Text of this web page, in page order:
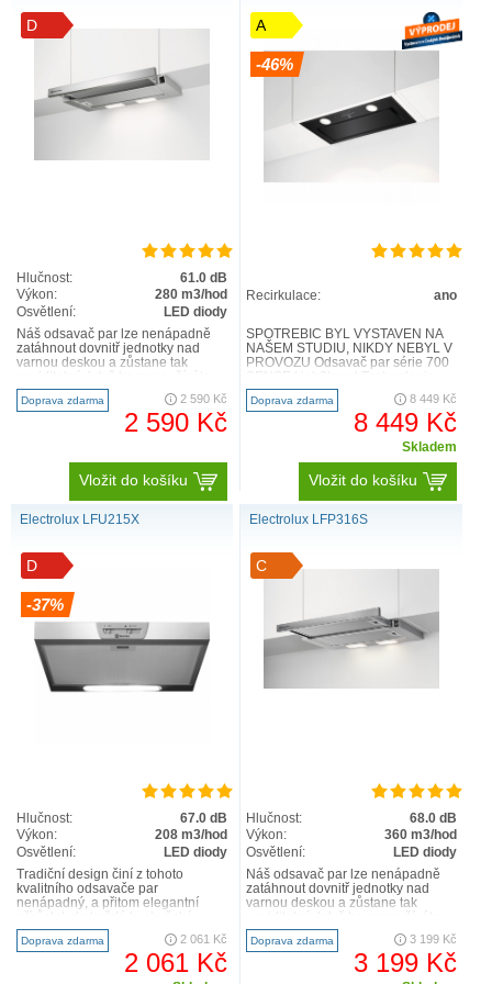
Hob2Hood® pro skutečné pohodlí
Funkce Hob2Hood® bezdrátově propojí varnou
desku s odsavačem par. Začněte vařit a odsavač
D
Hlučnost:
61.0 dB
Výkon:
280 m3/hod
Osvětlení:
LED diody
Náš odsavač par lze nenápadně
zatáhnout dovnitř jednotky nad
varnou deskou a zůstane tak
Vytažením odsavače par z je..
Doprava zdarma 2 590 Kč
2 590 Kč
Vložit do košíku
A
-46%
Recirkulace: ano
SPOTŘEBIČ BYL VYSTAVEN NA
NAŠEM STUDIU, NIKDY NEBYL V
PROVOZU Odsavač par série 700
Hob2Hood® znamená, že varná
deska..
Doprava zdarma 8 449 Kč
8 449 Kč
Skladem
Vložit do košíku
Electrolux LFU215X
D
-37%
Hlučnost:
67.0 dB
Výkon:
208 m3/hod
Osvětlení:
LED diody
Tradiční design činí z tohoto
kvalitního odsavače par
nenápadný, a přitom elegantní
sestavy. Klíčová specifikace In..
Doprava zdarma 2 061 Kč
2 061 Kč
Electrolux LFP316S
C
Hlučnost:
68.0 dB
Výkon:
360 m3/hod
Osvětlení:
LED diody
Náš odsavač par lze nenápadně
zatáhnout dovnitř jednotky nad
varnou deskou a zůstane tak
Vytažením odsavače par z je..
Doprava zdarma 3 199 Kč
3 199 Kč